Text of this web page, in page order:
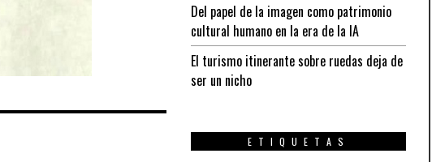
Del papel de la imagen como patrimonio
cultural humano en la era de la IA
El turismo itinerante sobre ruedas deja de
ser un nicho
ETIQUETAS